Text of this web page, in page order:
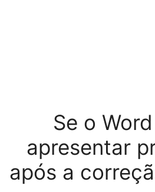
Se o
apresentar
após a